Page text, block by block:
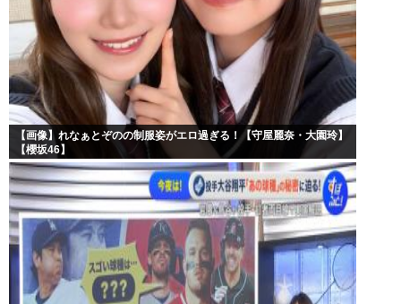
【画像】れなぁとぞのの制服姿がエロ過ぎる！【守屋麗奈・大園玲】
【櫻坂46】